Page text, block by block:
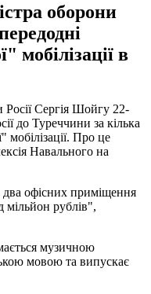
оборони
мобілізації в
Сергія Шойгу 22-
до Туреччини за кілька
Про це
Навального на
офісних приміщення
рублів",
музичною
мовою та випускає